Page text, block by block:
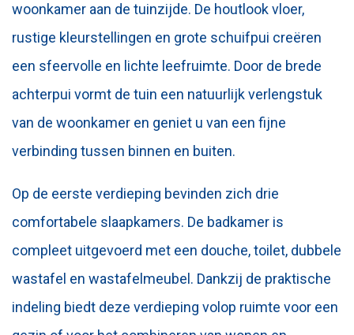
woonkamer aan de tuinzijde. De houtlook vloer,
rustige kleurstellingen en grote schuifpui creëren
een sfeervolle en lichte leefruimte. Door de brede
achterpui vormt de tuin een natuurlijk verlengstuk
van de woonkamer en geniet u van een fijne
verbinding tussen binnen en buiten.
Op de eerste verdieping bevinden zich drie
comfortabele slaapkamers. De badkamer is
compleet uitgevoerd met een douche, toilet, dubbele
wastafel en wastafelmeubel. Dankzij de praktische
indeling biedt deze verdieping volop ruimte voor een